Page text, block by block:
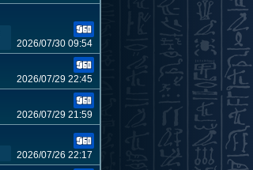
2026/07/30 09:54
2026/07/29 22:45
2026/07/29 21:59
2026/07/26 22:17